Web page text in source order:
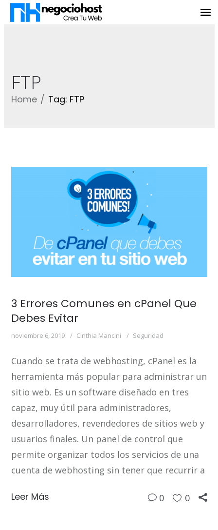
FTP
Home Tag: FTP
3 Errores Comunes en cPanel Que
Debes Evitar
noviembre 6, 2019 Cinthia Mancini Seguridad
Cuando se trata de webhosting, cPanel es la
herramienta más popular para administrar un
sitio web. Es un software diseñado en tres
capaz, muy útil para administradores,
desarrolladores, revendedores de sitios web y
usuarios finales. Un panel de control que
permite organizar todos los servicios de una
cuenta de webhosting sin tener que recurrir a
Leer Más 0 0